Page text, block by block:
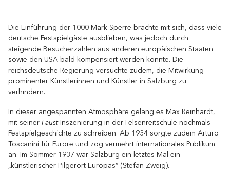
Gutscheine
Die Einführung der 1000-Mark-Sperre brachte mit sich, dass viele
deutsche Festspielgäste ausblieben, was jedoch durch
steigende Besucherzahlen aus anderen europäischen Staaten
sowie den USA bald kompensiert werden konnte. Die
reichsdeutsche Regierung versuchte zudem, die Mitwirkung
prominenter Künstlerinnen und Künstler in Salzburg zu
verhindern.
In dieser angespannten Atmosphäre gelang es Max Reinhardt,
mit seiner Faust-Inszenierung in der Felsenreitschule nochmals
Festspielgeschichte zu schreiben. Ab 1934 sorgte zudem Arturo
Toscanini für Furore und zog vermehrt internationales Publikum
an. Im Sommer 1937 war Salzburg ein letztes Mal ein
„künstlerischer Pilgerort Europas“ (Stefan Zweig).